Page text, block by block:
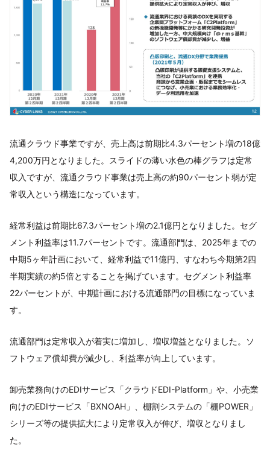
流通クラウド事業ですが、売上高は前期比4.3パーセント増の18億
4,200万円となりました。スライドの薄い水色の棒グラフは定常
収入ですが、流通クラウド事業は売上高の約90パーセント弱が定
常収入という構造になっています。
経常利益は前期比67.3パーセント増の2.1億円となりました。セグ
メント利益率は11.7パーセントです。流通部門は、2025年までの
中期5ヶ年計画において、経常利益で11億円、すなわち今期第2四
半期実績の約5倍とすることを掲げています。セグメント利益率
22パーセントが、中期計画における流通部門の目標になっていま
す。
流通部門は定常収入が着実に増加し、増収増益となりました。ソ
フトウェア償却費が減少し、利益率が向上しています。
卸売業務向けのEDIサービス「クラウドEDI-Platform」や、小売業
向けのEDIサービス「BXNOAH」、棚割システムの「棚POWER」
シリーズ等の提供拡大により定常収入が伸び、増収となりまし
た。